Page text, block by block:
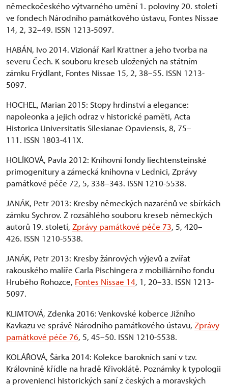
německočeského výtvarného umění 1. poloviny 20. století
ve fondech Národního památkového ústavu, Fontes Nissae
14, 2, 32–49. ISSN 1213-5097.
HABÁN, Ivo 2014. Vizionář Karl Krattner a jeho tvorba na
severu Čech. K souboru kreseb uložených na státním
zámku Frýdlant, Fontes Nissae 15, 2, 38–55. ISSN 1213-
5097.
HOCHEL, Marian 2015: Stopy hrdinství a elegance:
napoleonka a jejich odraz v historické paměti, Acta
Historica Universitatis Silesianae Opaviensis, 8, 75–
111. ISSN 1803-411X.
HOLÍKOVÁ, Pavla 2012: Knihovní fondy liechtensteinské
primogenitury a zámecká knihovna v Lednici, Zprávy
památkové péče 72, 5, 338–343. ISSN 1210-5538.
JANÁK, Petr 2013: Kresby německých nazarénů ve sbírkách
zámku Sychrov. Z rozsáhlého souboru kreseb německých
autorů 19. století, Zprávy památkové péče 73, 5, 420–
426. ISSN 1210-5538.
JANÁK, Petr 2013: Kresby žánrových výjevů a zvířat
rakouského malíře Carla Pischingera z mobiliárního fondu
Hrubého Rohozce, Fontes Nissae 14, 1, 20–33. ISSN 1213-
5097.
KLIMTOVÁ, Zdenka 2016: Venkovské koberce Jižního
Kavkazu ve správě Národního památkového ústavu, Zprávy
památkové péče 76, 5, 45–50. ISSN 1210-5538.
KOLÁŘOVÁ, Šárka 2014: Kolekce barokních saní v tzv.
Královnině křídle na hradě Křivoklátě. Poznámky k typologii
a provenienci historických saní z českých a moravských